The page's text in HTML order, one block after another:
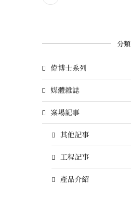
分類
偉博士系列
媒體雜誌
案場記事
其他記事
工程記事
產品介紹